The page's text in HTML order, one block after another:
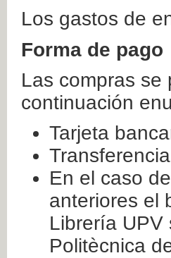
Los gastos de
Forma de pago
Las compras se
continuación
Tarjeta
En el caso
anteriores el
Librería UPV
Politècnica